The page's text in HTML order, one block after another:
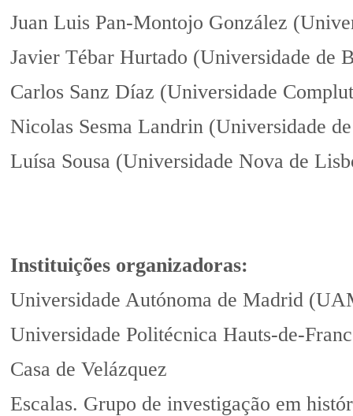
Juan Luis Pan-Montojo González
Javier Tébar Hurtado (Universidade de
Carlos Sanz Díaz (Universidade
Nicolas Sesma Landrin (Universidade
Luísa Sousa (Universidade Nova de
Instituições organizadoras:
Universidade Autónoma de Madrid
Universidade Politécnica Hauts-de-
Casa de Velázquez
Escalas. Grupo de investigação em